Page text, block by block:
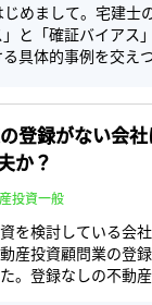
めまして。宅建士
と「確証バイアス
具体的事例を交え
なんらかの要因に
観を意味します。
定電話での無作為抽
しまうといわれて
の見方は、感情・
れが認知バイアス
登録がない会
か？
投資一般
を検討している会
産投資顧問業の登
。登録なしの不動